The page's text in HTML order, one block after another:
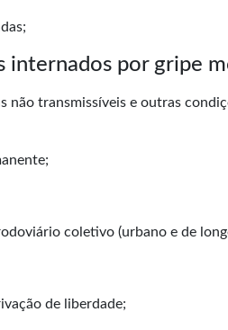
internados por gripe
não transmissíveis e outras
coletivo (urbano e de
de liberdade;